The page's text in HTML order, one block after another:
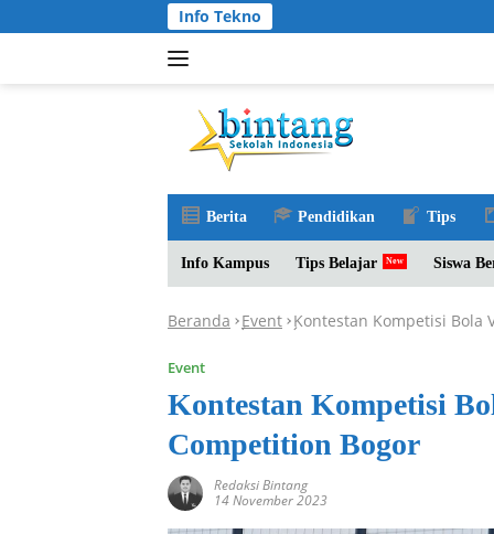
ke
Info Tekno
Berita Pendidikan Tips
Info Kampus Tips Belajar Siswa
Beranda -Event -Kontestan Kompetisi Bola
Event
Kontestan Kompetisi
Competition Bogor
Redaksi Bintang
14 November 2023